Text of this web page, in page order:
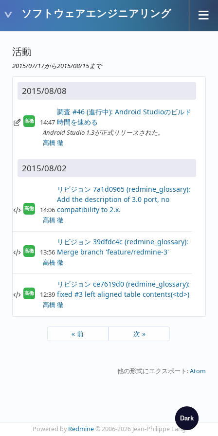
Dark
ソフトウェアエンジニアリング
活動
2015/07/17から2015/08/15まで
2015/08/08
高徹 14:47
調査 #46 (進行中): Android Studioのビルド
時間を速める
Android Studio 1.3が正式リリースされた。
高橋 徹
2015/08/02
高徹 14:06
リビジョン 7a1d0965 (redmine_glossary):
Add the description of 3.0 port, no
compatibility to 2.x.
高橋 徹
高徹 13:56
リビジョン 39dfdc4c (redmine_glossary):
Merge branch 'feature/redmine-3'
高橋 徹
高徹 12:39
リビジョン ce7619d0 (redmine_glossary):
fixed #3 left aligned table contents(<td>)
高橋 徹
« 前 次 »
他の形式にエクスポート:Atom
Powered by Redmine© 2006-2026 Jean-Philippe Lang